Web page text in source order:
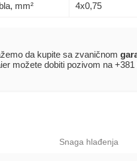
mm² 4х0,75
da kupite sa zvaničnom
možete dobiti pozivom na +381
Snaga hlađenja